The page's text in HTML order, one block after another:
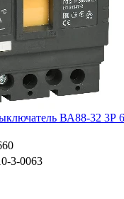
ВА88-32 3Р
3-0063